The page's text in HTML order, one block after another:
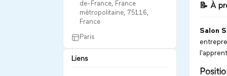
de-France, France
métropolitaine, 75116,
France
Paris
Liens
📝 À
Salon